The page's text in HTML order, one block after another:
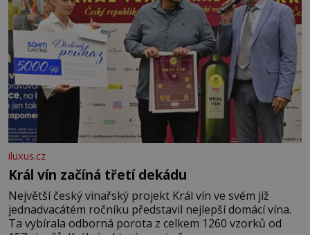
iluxus.cz
Král vín začíná třetí dekádu
Největší český vinařský projekt Král vín ve svém již
jednadvacátém ročníku představil nejlepší domácí vína.
Ta vybírala odborná porota z celkem 1260 vzorků od